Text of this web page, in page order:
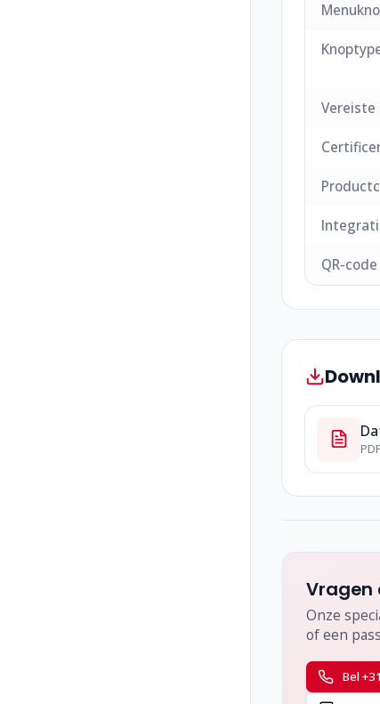
QR-
Vragen
Onze
of een
Bel